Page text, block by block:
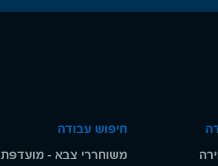
חיפוש עבודה
משוחררי צבא - מועדפת